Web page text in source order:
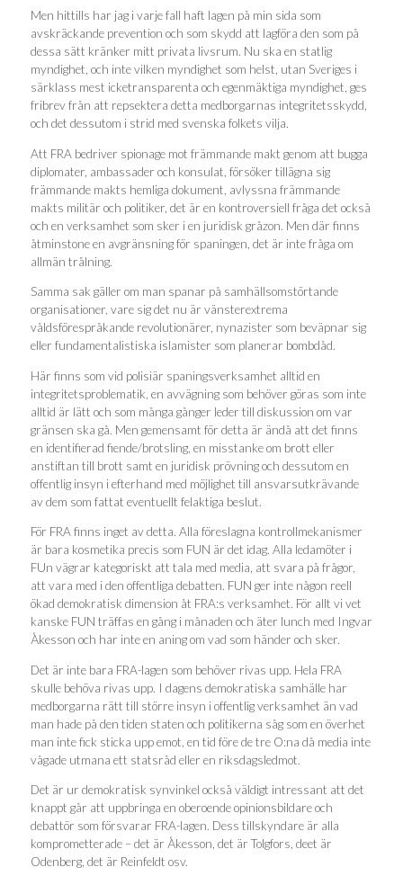
Men hittills har jag i varje fall haft lagen på min sida som
avskräckande prevention och som skydd att lagföra den som på
dessa sätt kränker mitt privata livsrum. Nu ska en statlig
myndighet, och inte vilken myndighet som helst, utan Sveriges i
särklass mest icketransparenta och egenmäktiga myndighet, ges
fribrev från att repsektera detta medborgarnas integritetsskydd,
och det dessutom i strid med svenska folkets vilja.
Att FRA bedriver spionage mot främmande makt genom att bugga
diplomater, ambassader och konsulat, försöker tillägna sig
främmande makts hemliga dokument, avlyssna främmande
makts militär och politiker, det är en kontroversiell fråga det också
och en verksamhet som sker i en juridisk gråzon. Men där finns
åtminstone en avgränsning för spaningen, det är inte fråga om
allmän trålning.
Samma sak gäller om man spanar på samhällsomstörtande
organisationer, vare sig det nu är vänsterextrema
våldsförespråkande revolutionärer, nynazister som beväpnar sig
eller fundamentalistiska islamister som planerar bombdåd.
Här finns som vid polisiär spaningsverksamhet alltid en
integritetsproblematik, en avvägning som behöver göras som inte
alltid är lätt och som många gånger leder till diskussion om var
gränsen ska gå. Men gemensamt för detta är ändå att det finns
en identifierad fiende/brotsling, en misstanke om brott eller
anstiftan till brott samt en juridisk prövning och dessutom en
offentlig insyn i efterhand med möjlighet till ansvarsutkrävande
av dem som fattat eventuellt felaktiga beslut.
För FRA finns inget av detta. Alla föreslagna kontrollmekanismer
är bara kosmetika precis som FUN är det idag. Alla ledamöter i
FUn vägrar kategoriskt att tala med media, att svara på frågor,
att vara med i den offentliga debatten. FUN ger inte någon reell
ökad demokratisk dimension åt FRA:s verksamhet. För allt vi vet
kanske FUN träffas en gång i månaden och äter lunch med Ingvar
Åkesson och har inte en aning om vad som händer och sker.
Det är inte bara FRA-lagen som behöver rivas upp. Hela FRA
skulle behöva rivas upp. I dagens demokratiska samhälle har
medborgarna rätt till större insyn i offentlig verksamhet än vad
man hade på den tiden staten och politikerna såg som en överhet
man inte fick sticka upp emot, en tid före de tre O:na då media inte
vågade utmana ett statsråd eller en riksdagsledmot.
Det är ur demokratisk synvinkel också väldigt intressant att det
knappt går att uppbringa en oberoende opinionsbildare och
debattör som försvarar FRA-lagen. Dess tillskyndare är alla
komprometterade – det är Åkesson, det är Tolgfors, deet är
Odenberg, det är Reinfeldt osv.